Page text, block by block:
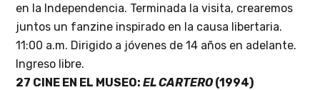
en la Independencia. Terminada la visita, crearemos
juntos un fanzine inspirado en la causa libertaria.
11:00 a.m. Dirigido a jóvenes de 14 años en adelante.
Ingreso libre.
27 CINE EN EL MUSEO:EL CARTERO(1994)